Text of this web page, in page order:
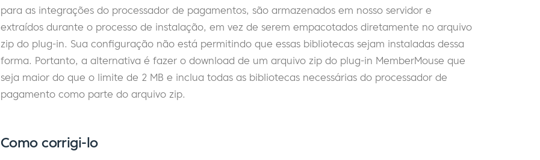
para as integrações do processador de pagamentos, são armazenados em nosso servidor e
extraídos durante o processo de instalação, em vez de serem empacotados diretamente no arquivo
zip do plug-in. Sua configuração não está permitindo que essas bibliotecas sejam instaladas dessa
forma. Portanto, a alternativa é fazer o download de um arquivo zip do plug-in MemberMouse que
seja maior do que o limite de 2 MB e inclua todas as bibliotecas necessárias do processador de
pagamento como parte do arquivo zip.
Como corrigi-lo